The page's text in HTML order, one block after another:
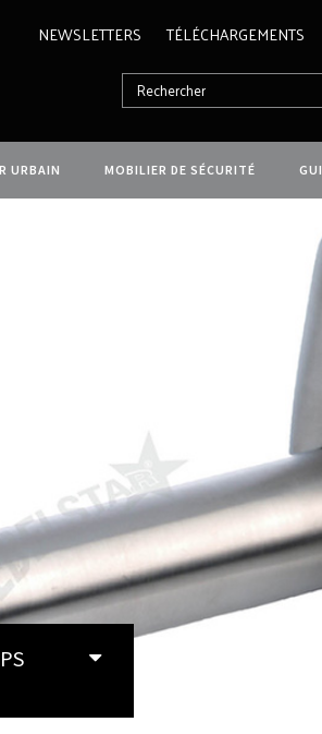
NEWSLETTERS TÉLÉCHARGEMENTS
URBAIN MOBILIER DE SÉCURITÉ
CROSO